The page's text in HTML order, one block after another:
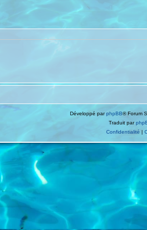
Développé parphpBB® Forum
Traduit par
Confidentialité |